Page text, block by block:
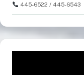
445-6522 / 445-6543